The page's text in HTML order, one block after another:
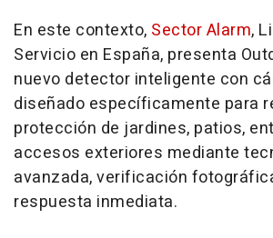
En este contexto, Sector Alarm,
Servicio en España, presenta
nuevo detector inteligente con
diseñado específicamente para
protección de jardines, patios,
accesos exteriores mediante
avanzada, verificación
respuesta inmediata.